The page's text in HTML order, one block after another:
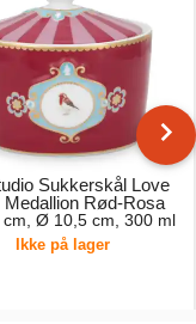
Sukkerskål Love
Medallion Rød-Rosa
cm, Ø 10,5 cm, 300 ml
Ikke på lager